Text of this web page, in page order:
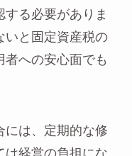
る必要がありま
いと固定資産税の
者への安心面でも
には、定期的な修
は経営の負担にな